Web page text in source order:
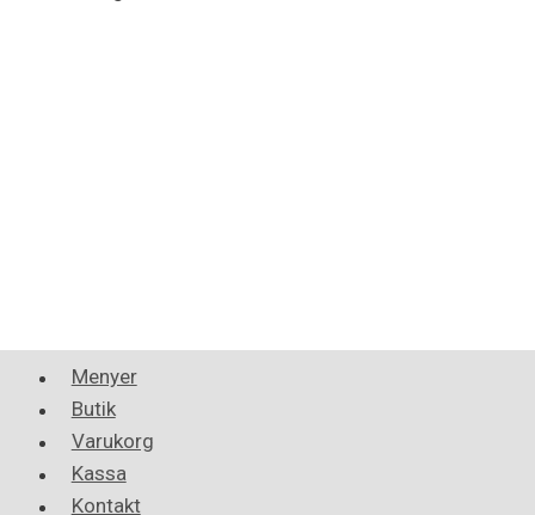
Menyer
Butik
Varukorg
Kassa
Kontakt